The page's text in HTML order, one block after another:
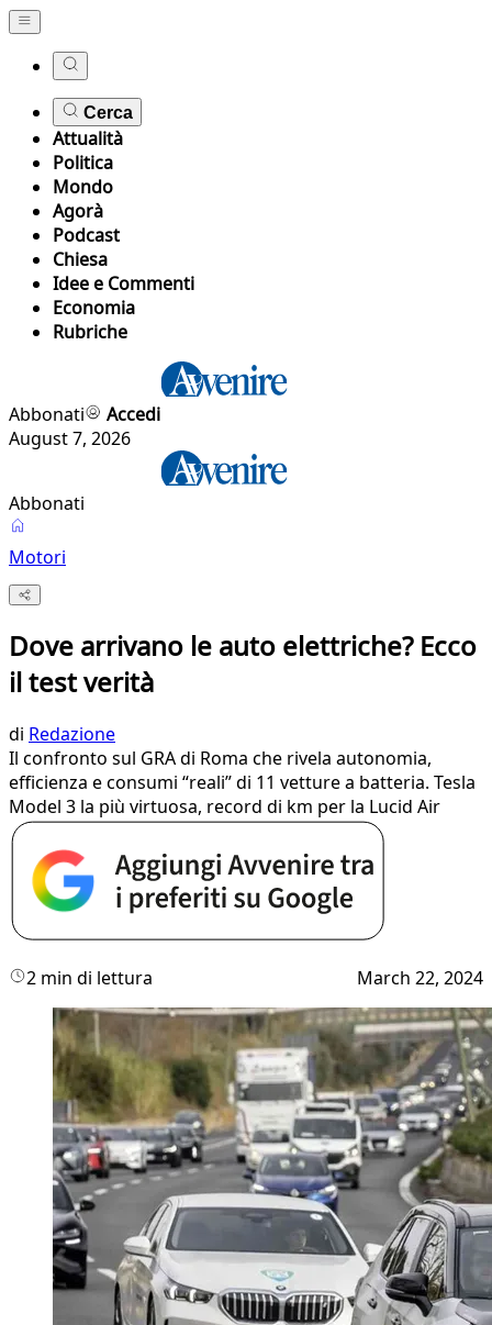
Cerca
Attualità
Politica
Mondo
Agorà
Podcast
Chiesa
Idee e Commenti
Economia
Rubriche
Abbonati
Accedi
August 7, 2026
Abbonati
Motori
Dove arrivano le auto elettriche? Ecco
il test verità
di Redazione
Il confronto sul GRA di Roma che rivela autonomia,
efficienza e consumi “reali” di 11 vetture a batteria. Tesla
Model 3 la più virtuosa, record di km per la Lucid Air
2 min di lettura March 22, 2024